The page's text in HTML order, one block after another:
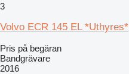
3
Volvo ECR 145 EL *Uthyres*
Pris på begäran
Bandgrävare
2016